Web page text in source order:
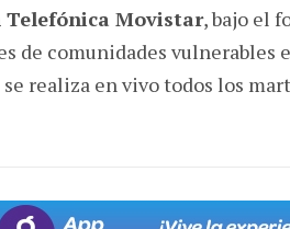
Telefónica Movistar, bajo el
de comunidades vulnerables
realiza en vivo todos los